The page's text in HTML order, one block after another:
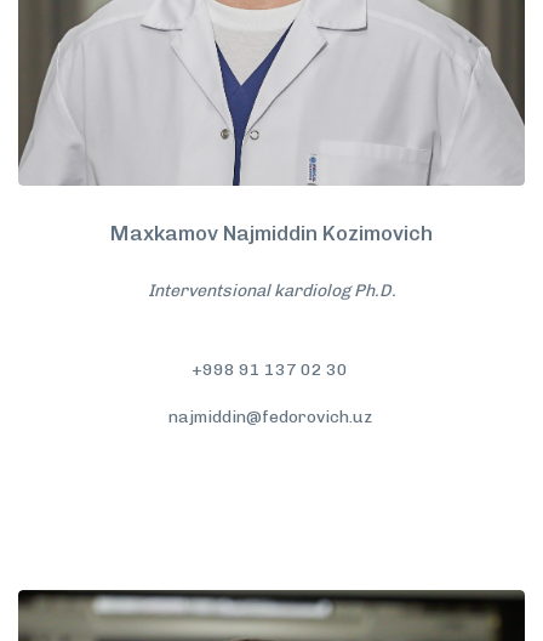
Maxkamov Najmiddin Kozimovich
Interventsional kardiolog Ph.D.
+998 91 137 02 30
najmiddin@fedorovich.uz